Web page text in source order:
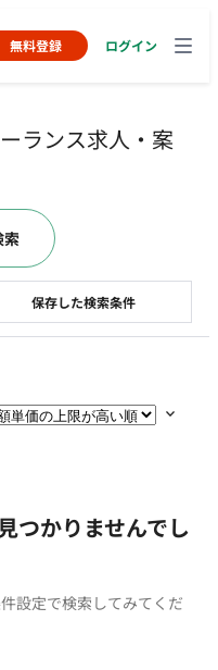
無料登録 ログイン
ランス求人・案
つかりませんでし
設定で検索してみてくだ
保存した検索条件
索